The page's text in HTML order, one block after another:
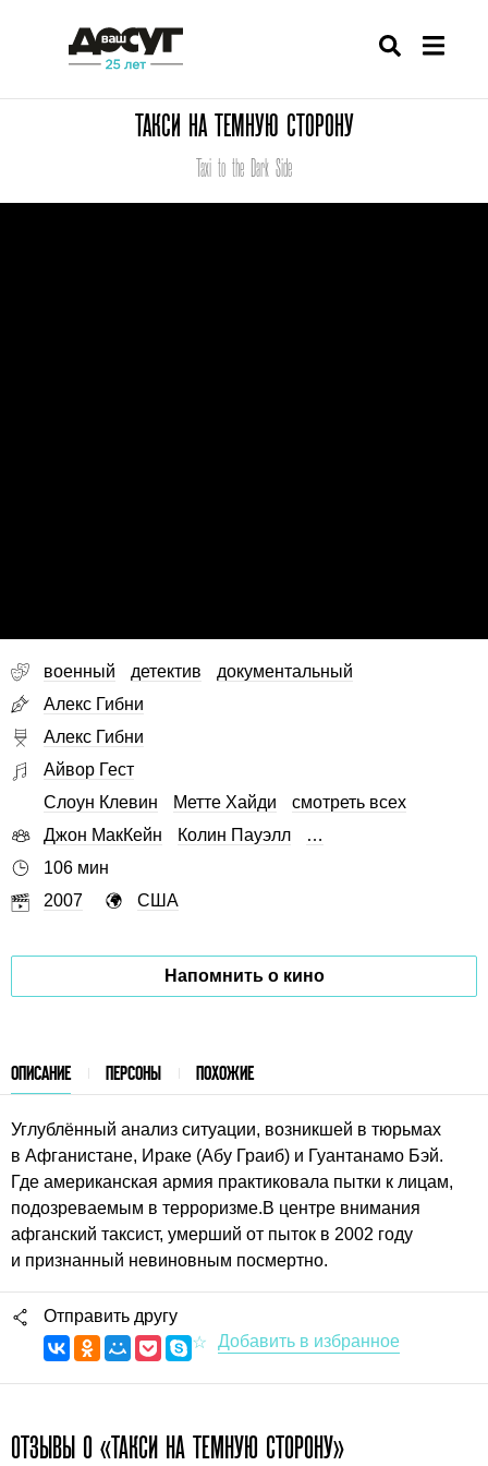
ТАКСИ НА ТЕМНУЮ СТОРОНУ
Taxi to the Dark Side
военный детектив
документальный
Алекс Гибни
Алекс Гибни
Айвор Гест
Слоун Клевин
Метте Хайди
смотреть всех
Джон МакКейн
Колин Пауэлл
…
106 мин
2007
США
Напомнить о кино
ОПИСАНИЕ ПЕРСОНЫ ПОХОЖИЕ
Углублённый анализ ситуации, возникшей в тюрьмах
в Афганистане, Ираке (Абу Граиб) и Гуантанамо Бэй.
Где американская армия практиковала пытки к лицам,
подозреваемым в терроризме.В центре внимания
афганский таксист, умерший от пыток в 2002 году
и признанный невиновным посмертно.
Отправить другу
ОТЗЫВЫ О «ТАКСИ НА ТЕМНУЮ СТОРОНУ»